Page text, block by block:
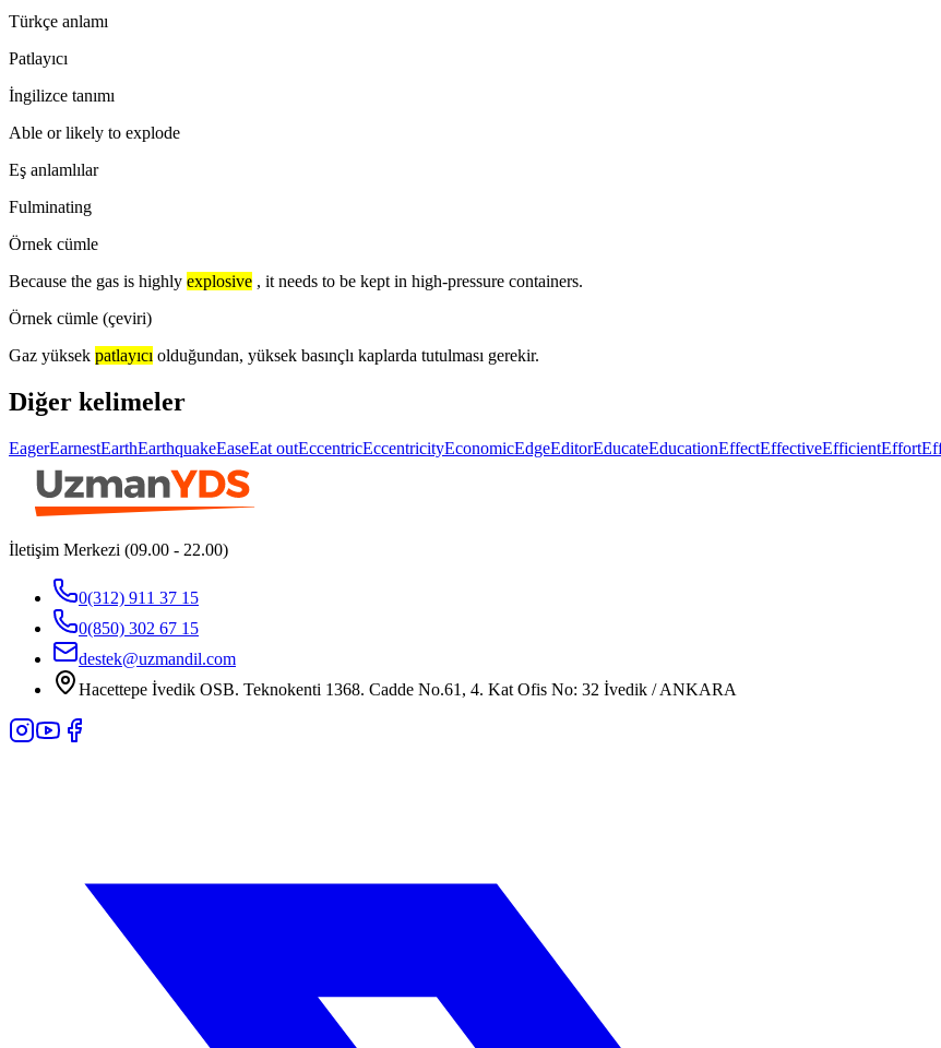
Türkçe anlamı
Patlayıcı
İngilizce tanımı
Able or likely to explode
Eş anlamlılar
Fulminating
Örnek cümle
Because the gas is highly explosive , it needs to be kept in high-pressure containers.
Örnek cümle (çeviri)
Gaz yüksek patlayıcı olduğundan, yüksek basınçlı kaplarda tutulması gerekir.
Diğer kelimeler
EagerEarnestEarthEarthquakeEaseEat outEccentricEccentricityEconomicEdgeEditorEducateEducationEffectEffectiveEfficientEffort
İletişim Merkezi (09.00 - 22.00)
0(312) 911 37 15
0(850) 302 67 15
destek@uzmandil.com
Hacettepe İvedik OSB. Teknokenti 1368. Cadde No.61, 4. Kat Ofis No: 32 İvedik / ANKARA